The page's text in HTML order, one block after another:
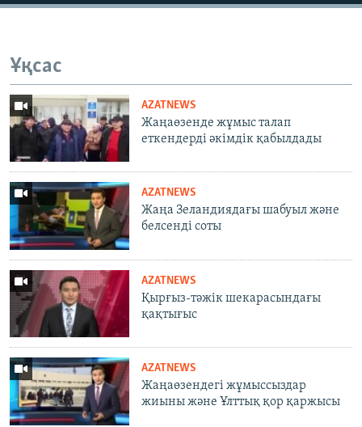
Ұқсас
AZATNEWS
Жаңаөзенде жұмыс талап
еткендерді әкімдік қабылдады
AZATNEWS
Жаңа Зеландиядағы шабуыл және
белсенді соты
AZATNEWS
Қырғыз-тәжік шекарасындағы
қақтығыс
AZATNEWS
Жаңаөзендегі жұмыссыздар
жиыны және Ұлттық қор қаржысы